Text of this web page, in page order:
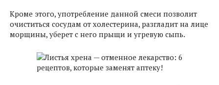
Кроме этого, употребление данной смеси позволит
очиститься сосудам от холестерина, разгладит на лице
морщины, уберет с него прыщи и угревую сыпь.